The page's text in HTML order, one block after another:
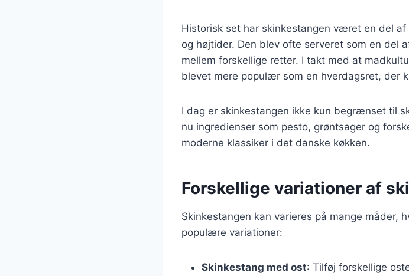
Historisk set har skinkestangen været en del
og højtider. Den blev ofte serveret som en
mellem forskellige retter. I takt med at
blevet mere populær som en hverdagsret, der
I dag er skinkestangen ikke kun begrænset til
nu ingredienser som pesto, grøntsager og
moderne klassiker i det danske køkken.
Forskellige variationer af
Skinkestangen kan varieres på mange måder,
populære variationer:
Skinkestang med ost: Tilføj forskellige